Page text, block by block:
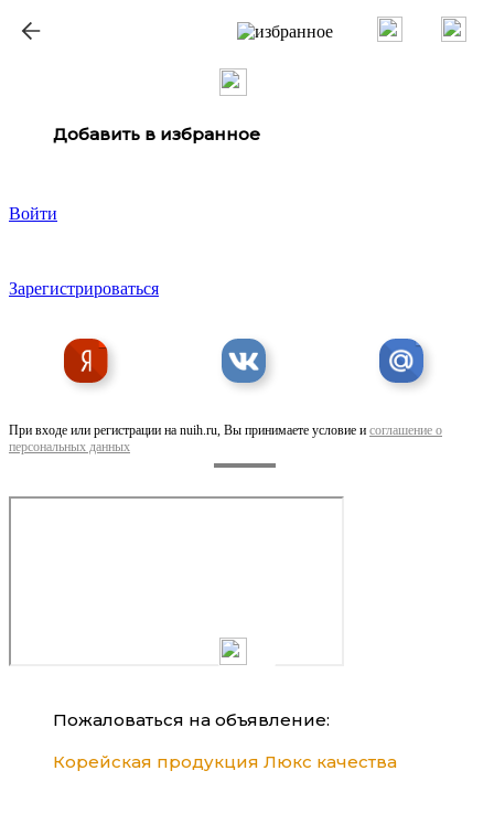
Добавить в избранное
Войти
Зарегистрироваться
При входе или регистрации на nuih.ru, Вы принимаете условие и соглашение о
персональных данных
Пожаловаться на объявление:
Корейская продукция Люкс качества